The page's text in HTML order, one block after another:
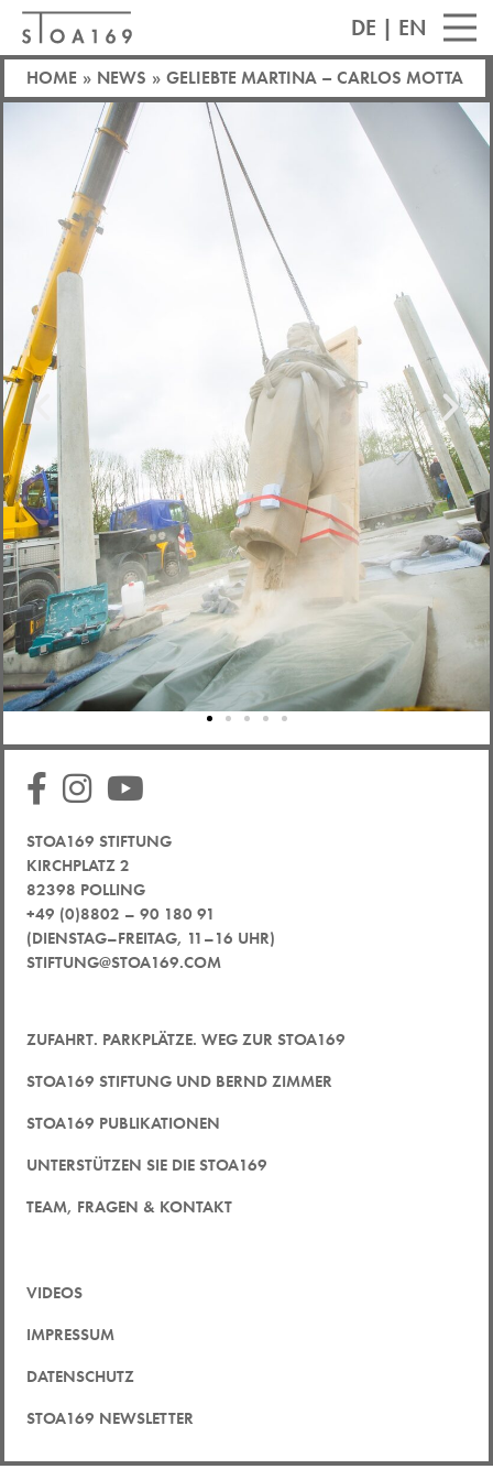
DE | EN
HOME » NEWS » GELIEBTE MARTINA – CARLOS MOTTA
STOA169 STIFTUNG
KIRCHPLATZ 2
82398 POLLING
+49 (0)8802 – 90 180 91
(DIENSTAG–FREITAG, 11–16 UHR)
STIFTUNG@STOA169.COM
ZUFAHRT. PARKPLÄTZE. WEG ZUR STOA169
STOA169 STIFTUNG UND BERND ZIMMER
STOA169 PUBLIKATIONEN
UNTERSTÜTZEN SIE DIE STOA169
TEAM, FRAGEN & KONTAKT
VIDEOS
IMPRESSUM
DATENSCHUTZ
STOA169 NEWSLETTER